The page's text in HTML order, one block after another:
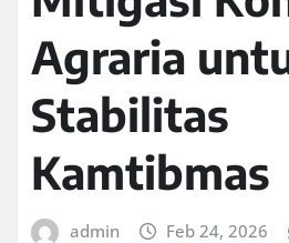
Agraria
Stabilitas
Kamtibmas
admin Feb 24, 2026